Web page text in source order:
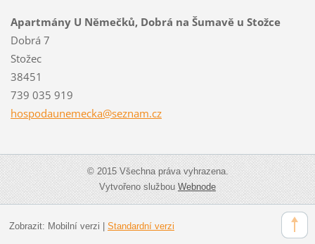
Apartmány U Němečků, Dobrá na Šumavě u Stožce
Dobrá 7
Stožec
38451
739 035 919
hospodaunemecka@seznam.cz
© 2015 Všechna práva vyhrazena.
Vytvořeno službouWebnode
Zobrazit: Mobilní verzi Standardní verzi